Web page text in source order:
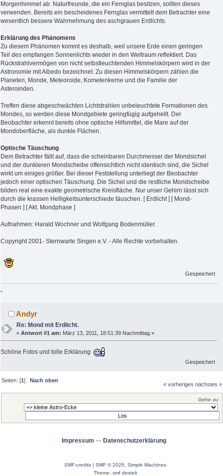
Morgenhimmel ab. Naturfreunde, die ein Fernglas besitzen, sollten dieses
verwenden. Bereits ein bescheidenes Fernglas vermittelt dem Betrachter eine
wesentlich bessere Wahrnehmung des aschgrauen Erdlichts.
Erklärung des Phänomens
Zu diesem Phänomen kommt es deshalb, weil unsere Erde einen geringen
Teil des empfangen Sonnenlichts wieder in den Weltraum reflektiert. Das
Rückstrahlvermögen von nicht selbstleuchtenden Himmelskörpern wird in der
Astronomie mit Albedo bezeichnet. Zu diesen Himmelskörpern zählen die
Planeten, Monde, Meteoroide, Kometenkerne und die Familie der
Asteroinden.
Treffen diese abgeschwächten Lichtstrahlen unbeleuchtete Formationen des
Mondes, so werden diese Mondgebiete geringfügig aufgehellt. Der
Beobachter erkennt bereits ohne optische Hilfsmittel, die Mare auf der
Mondoberfläche, als dunkle Flächen.
Optische Täuschung
Dem Betrachter fällt auf, dass die scheinbaren Durchmesser der Mondsichel
und der dunkleren Mondscheibe offensichtlich nicht identisch sind, die Sichel
wirkt um einiges größer. Bei dieser Feststellung unterliegt der Beobachter
jedoch einer optischen Täuschung. Die Sichel und die restliche Mondscheibe
bilden real eine exakte geometrische Kreisfläche. Nur unser Gehirn lässt sich
durch die krassen Helligkeitsunterschiede täuschen. [ Erdlicht ] [ Mond-
Phasen ] [ Akt. Mondphase ]
Aufnahmen: Harald Wochner und Wolfgang Bodenmüller.
Copyright 2001- Sternwarte Singen e.V. - Alle Rechte vorbehalten.
Gespeichert
“
Andyr
Re: Mond mit Erdlicht.
«Antwort #1 am: März 13, 2011, 18:51:39 Nachmittag »
Schöne Fotos und tolle Erklärung
Gespeichert
Seiten: [1]Nach oben
« vorheriges nächstes »
Gehe zu:
Impressum --- Datenschutzerklärung
SMF-credits | SMF © 2026
Simple Machines
Theme: smf destek